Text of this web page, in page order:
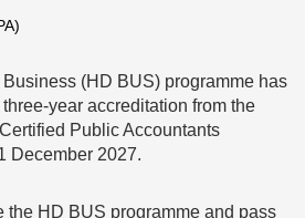
(HD BUS) programme has
year accreditation from the
Public Accountants
December 2027.
the HD BUS programme and pass